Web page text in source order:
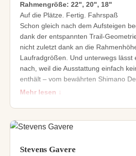
Racktime-Gepäckträger mit
Rücklicht
Rahmengröße: 22", 20", 18"
Auf die Plätze. Fertig. Fahrspaß
Schon gleich nach dem Aufsteigen
dank der entspannten Trail-
nicht zuletzt dank an die
Laufradgrößen. Und unterwegs lässt
nach, weil die Ausstattung einfach
enthält – vom bewährten Shimano
Antrieb über starke Hydraulik-
Ron-Reifen.
Seitensteifes, gewichtsoptimiertes
SR Suntour Raidon Luft/Öl-
Mehr lesen ↓
Stevens Gavere